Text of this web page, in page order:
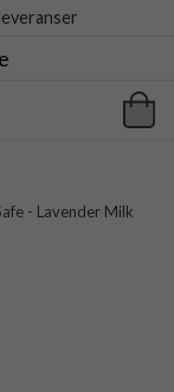
- Lavender Milk